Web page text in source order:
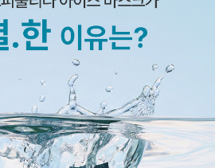
PAYCO 바로구매